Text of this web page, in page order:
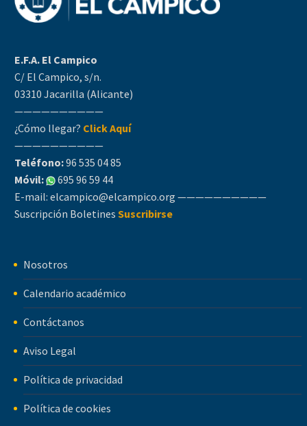
E.F.A. El Campico
C/ El Campico, s/n.
03310 Jacarilla (Alicante)
——————————
¿Cómo llegar? Click Aquí
——————————
Teléfono:96 535 04 85
Móvil:
695 96 59 44
E-mail: elcampico@elcampico.org ——————————
Suscripción Boletines Suscribirse
Nosotros
Calendario académico
Contáctanos
Aviso Legal
Política de privacidad
Política de cookies